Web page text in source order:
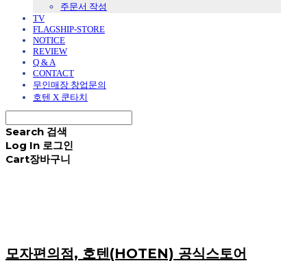
주문서 작성
TV
FLAGSHIP-STORE
NOTICE
REVIEW
Q & A
CONTACT
무인매장 창업문의
호텐 X 쿤타치
Search 검색
Log In 로그인
Cart장바구니
모자편의점, 호텐(HOTEN) 공식스토어